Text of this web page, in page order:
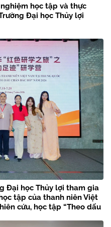
học tập và thực
Đại học Thủy lợi
Đại học Thủy lợi tham gia
tập của thanh niên Việt
cứu, học tập “Theo dấu